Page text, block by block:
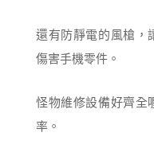
還有防靜電的風槍，
傷害手機零件。
怪物維修設備好齊全
率。